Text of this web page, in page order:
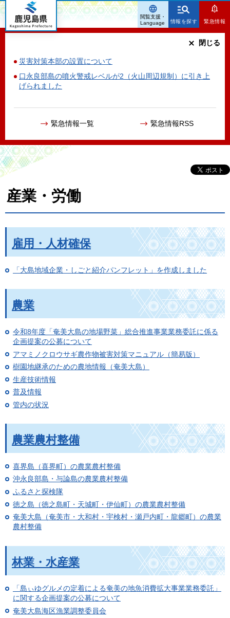
鹿児島県
情報を探す 緊急情報
災害対策本部の設置について
口永良部島の噴火警戒レベルが2（火山周辺規制）に引き上
げられました
緊急情報一覧 緊急情報RSS
閉じる
閲覧支援・
Language
産業・労働
雇用・人材確保
「大島地域企業・しごと紹介パンフレット」を作成しました
農業
令和8年度「奄美大島の地場野菜」総合推進事業業務委託に係る
企画提案の公募について
アマミノクロウサギ農作物被害対策マニュアル（簡易版）
樹園地継承のための農地情報（奄美大島）
生産技術情報
普及情報
管内の状況
農業農村整備
喜界島（喜界町）の農業農村整備
沖永良部島・与論島の農業農村整備
ふるさと探検隊
徳之島（徳之島町・天城町・伊仙町）の農業農村整備
奄美大島（奄美市・大和村・宇検村・瀬戸内町・龍郷町）の農業
農村整備
林業・水産業
「島ぃゆグルメの定着による奄美の地魚消費拡大事業業務委託」
に関する企画提案の公募について
奄美大島海区漁業調整委員会